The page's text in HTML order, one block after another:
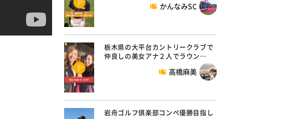
かんなみSC
栃木県の大平台カントリークラブで
仲良しの美女アナ２人でラウン…
高橋麻美
岩舟ゴルフ倶楽部コンペ優勝目指し